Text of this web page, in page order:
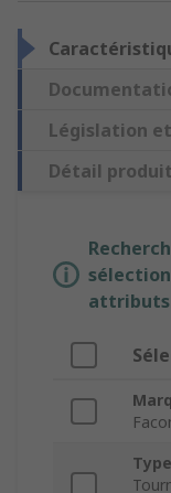
Législation
Détail produit